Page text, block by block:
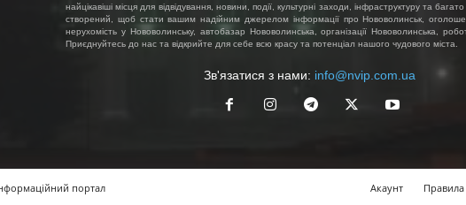
найцікавіші місця для відвідування, новини, події, культурні заходи, інфраструктуру та
створений, щоб стати вашим надійним джерелом інформації про Нововолинськ,
нерухомість у Нововолинську, автобазар Нововолинська, організації Нововолинська,
Приєднуйтесь до нас та відкрийте для себе всю красу та потенціал нашого чудового міста.
Зв'язатися з нами: info@nvip.com.ua
Акаунт Правила
портал